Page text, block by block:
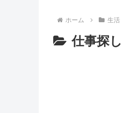
ホーム 生活
仕事探し